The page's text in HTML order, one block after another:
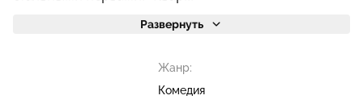
Развернуть
Жанр:
Комедия